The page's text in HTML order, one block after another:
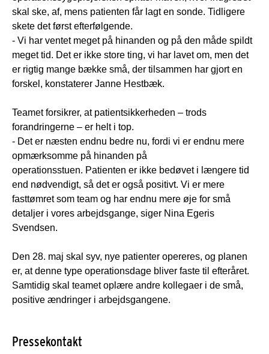
skal ske, af, mens patienten får lagt en sonde. Tidligere
skete det først efterfølgende.
- Vi har ventet meget på hinanden og på den måde spildt
meget tid. Det er ikke store ting, vi har lavet om, men det
er rigtig mange bække små, der tilsammen har gjort en
forskel, konstaterer Janne Hestbæk.
Teamet forsikrer, at patientsikkerheden – trods
forandringerne – er helt i top.
- Det er næsten endnu bedre nu, fordi vi er endnu mere
opmærksomme på hinanden på
operationsstuen. Patienten er ikke bedøvet i længere tid
end nødvendigt, så det er også positivt. Vi er mere
fasttømret som team og har endnu mere øje for små
detaljer i vores arbejdsgange, siger Nina Egeris
Svendsen.
Den 28. maj skal syv, nye patienter opereres, og planen
er, at denne type operationsdage bliver faste til efteråret.
Samtidig skal teamet oplære andre kollegaer i de små,
positive ændringer i arbejdsgangene.
Pressekontakt